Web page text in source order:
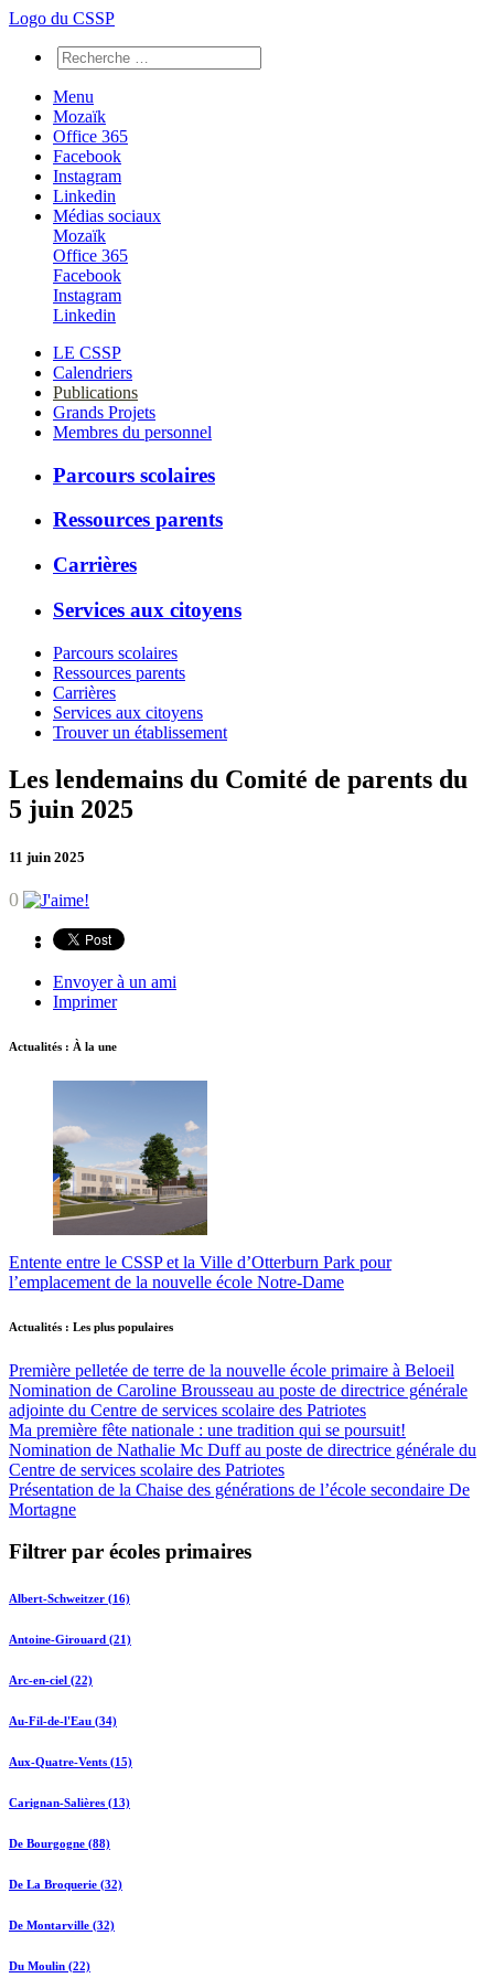
Logo du CSSP
Menu
Mozaïk
Office 365
Facebook
Instagram
Linkedin
Médias sociaux
Mozaïk
Office 365
Facebook
Instagram
Linkedin
LE CSSP
Calendriers
Publications
Grands Projets
Membres du personnel
Parcours scolaires
Ressources parents
Carrières
Services aux citoyens
Parcours scolaires
Ressources parents
Carrières
Services aux citoyens
Trouver un établissement
Les lendemains du Comité de parents du
5 juin 2025
11 juin 2025
0
Envoyer à un ami
Imprimer
Actualités : À la une
Entente entre le CSSP et la Ville d’Otterburn Park pour
l’emplacement de la nouvelle école Notre-Dame
Actualités : Les plus populaires
Première pelletée de terre de la nouvelle école primaire à Beloeil
Nomination de Caroline Brousseau au poste de directrice générale
adjointe du Centre de services scolaire des Patriotes
Ma première fête nationale : une tradition qui se poursuit!
Nomination de Nathalie Mc Duff au poste de directrice générale du
Centre de services scolaire des Patriotes
Présentation de la Chaise des générations de l’école secondaire De
Mortagne
Filtrer par écoles primaires
Albert-Schweitzer (16)
Antoine-Girouard (21)
Arc-en-ciel (22)
Au-Fil-de-l'Eau (34)
Aux-Quatre-Vents (15)
Carignan-Salières (13)
De Bourgogne (88)
De La Broquerie (32)
De Montarville (32)
Du Moulin (22)